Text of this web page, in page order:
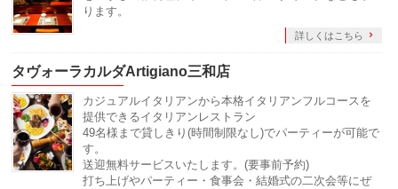
ります。
詳しくはこちら
タヴォーラカルダArtigiano三和店
カジュアルイタリアンから本格イタリアンフルコースを
提供できるイタリアンレストラン
49名様まで貸しきり(時間制限なし)でパーティーが可能で
す。
送迎無料サービスいたします。(要事前予約)
打ち上げやパーティー・食事会・結婚式の二次会等にぜ